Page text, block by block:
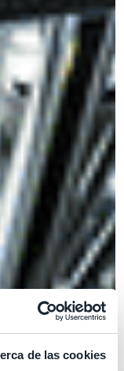
de las cookies